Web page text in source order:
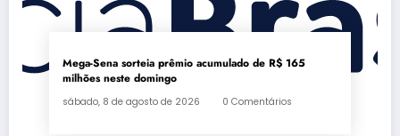
Mega-Sena sorteia prêmio acumulado de R$ 165
milhões neste domingo
sábado, 8 de agosto de 2026 0 Comentários